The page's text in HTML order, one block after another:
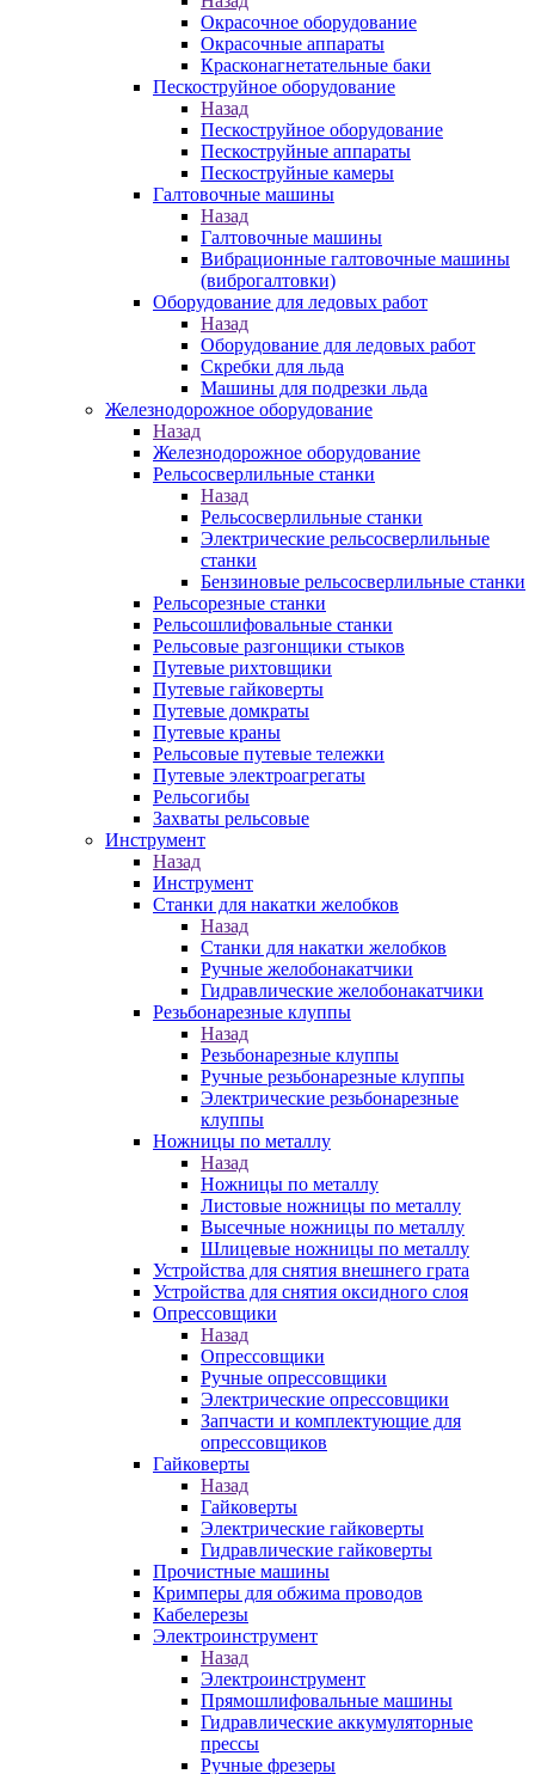
Окрасочное оборудование
Окрасочные аппараты
Красконагнетательные баки
Пескоструйное оборудование
Назад
Пескоструйное оборудование
Пескоструйные аппараты
Пескоструйные камеры
Галтовочные машины
Назад
Галтовочные машины
Вибрационные галтовочные машины
(виброгалтовки)
Оборудование для ледовых работ
Назад
Оборудование для ледовых работ
Скребки для льда
Машины для подрезки льда
Железнодорожное оборудование
Назад
Железнодорожное оборудование
Рельсосверлильные станки
Назад
Рельсосверлильные станки
Электрические рельсосверлильные
станки
Бензиновые рельсосверлильные станки
Рельсорезные станки
Рельсошлифовальные станки
Рельсовые разгонщики стыков
Путевые рихтовщики
Путевые гайковерты
Путевые домкраты
Путевые краны
Рельсовые путевые тележки
Путевые электроагрегаты
Рельсогибы
Захваты рельсовые
Инструмент
Назад
Инструмент
Станки для накатки желобков
Назад
Станки для накатки желобков
Ручные желобонакатчики
Гидравлические желобонакатчики
Резьбонарезные клуппы
Назад
Резьбонарезные клуппы
Ручные резьбонарезные клуппы
Электрические резьбонарезные
клуппы
Ножницы по металлу
Назад
Ножницы по металлу
Листовые ножницы по металлу
Высечные ножницы по металлу
Шлицевые ножницы по металлу
Устройства для снятия внешнего грата
Устройства для снятия оксидного слоя
Опрессовщики
Назад
Опрессовщики
Ручные опрессовщики
Электрические опрессовщики
Запчасти и комплектующие для
опрессовщиков
Гайковерты
Назад
Гайковерты
Электрические гайковерты
Гидравлические гайковерты
Прочистные машины
Кримперы для обжима проводов
Кабелерезы
Электроинструмент
Назад
Электроинструмент
Прямошлифовальные машины
Гидравлические аккумуляторные
прессы
Ручные фрезеры